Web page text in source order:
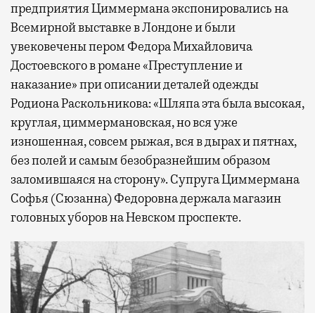
предприятия Циммермана экспонировались на
Всемирной выставке в Лондоне и были
увековечены пером Федора Михайловича
Достоевского в романе «Преступление и
наказание» при описании деталей одежды
Родиона Раскольникова: «Шляпа эта была высокая,
круглая, циммермановская, но вся уже
изношенная, совсем рыжая, вся в дырах и пятнах,
без полей и самым безобразнейшим образом
заломившаяся на сторону». Супруга Циммермана
Софья (Сюзанна) Федоровна держала магазин
головных уборов на Невском проспекте.